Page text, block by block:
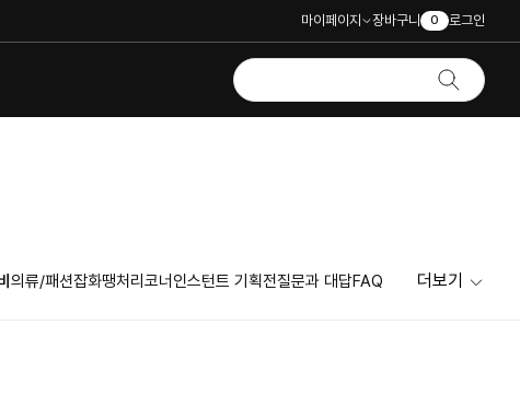
마이페이지 장바구니 0 로그인
의류/패션잡화땡처리코너 인스턴트 기획전질문과 대답FAQ 더보기